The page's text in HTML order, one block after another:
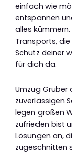
einfach wie
entspannen
alles
Transports,
Schutz deiner
für dich da.
Umzug Gruber
zuverlässigen
legen großen
zufrieden bist
Lösungen an,
zugeschnitten